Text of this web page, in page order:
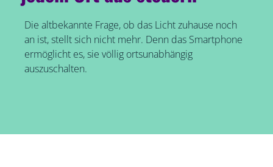
Die altbekannte Frage, ob das Licht zuhause noch
an ist, stellt sich nicht mehr. Denn das Smartphone
ermöglicht es, sie völlig ortsunabhängig
auszuschalten.